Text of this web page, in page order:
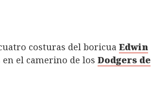
costuras del boricua Edwin
el camerino de los Dodgers de